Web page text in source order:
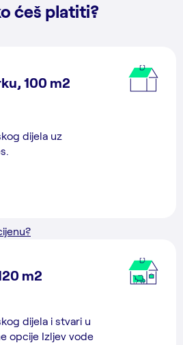
ćeš platiti?
100 m2
dijela uz
m2
dijela i stvari u
opcije Izljev vode